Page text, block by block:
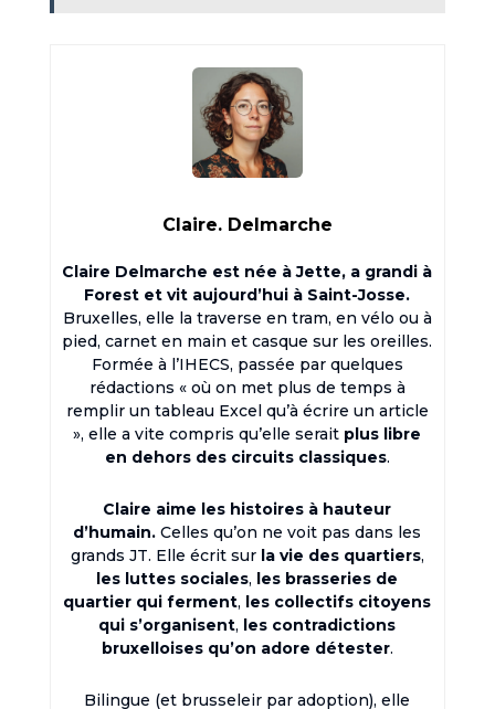
Claire. Delmarche
Claire Delmarche est née à Jette, a grandi à
Forest et vit aujourd’hui à Saint-Josse.
Bruxelles, elle la traverse en tram, en vélo ou à
pied, carnet en main et casque sur les oreilles.
Formée à l’IHECS, passée par quelques
rédactions « où on met plus de temps à
remplir un tableau Excel qu’à écrire un article
», elle a vite compris qu’elle serait plus libre
en dehors des circuits classiques.
Claire aime les histoires à hauteur
d’humain. Celles qu’on ne voit pas dans les
grands JT. Elle écrit sur la vie des quartiers,
les luttes sociales, les brasseries de
quartier qui ferment, les collectifs citoyens
qui s’organisent, les contradictions
bruxelloises qu’on adore détester.
Bilingue (et brusseleir par adoption), elle